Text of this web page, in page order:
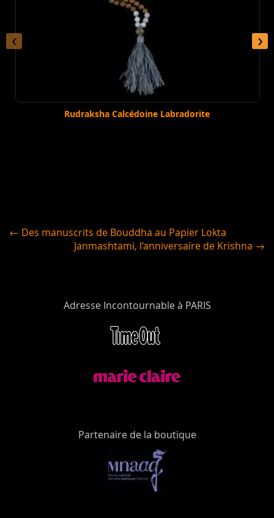
Rudraksha Calcédoine Labradorite
‹ ›
← Des manuscrits de Bouddha au Papier Lokta
Janmashtami, l’anniversaire de Krishna →
Adresse Incontournable à PARIS
Partenaire de la boutique